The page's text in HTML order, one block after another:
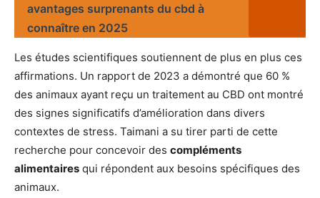
avantages surprenants du cbd à
connaître en 2025
Les études scientifiques soutiennent de plus en plus ces
affirmations. Un rapport de 2023 a démontré que 60 %
des animaux ayant reçu un traitement au CBD ont montré
des signes significatifs d’amélioration dans divers
contextes de stress. Taimani a su tirer parti de cette
recherche pour concevoir des compléments
alimentaires qui répondent aux besoins spécifiques des
animaux.